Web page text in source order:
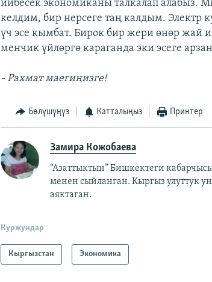
ийбесек экономиканы талкалап
келдим, бир нерсеге таң калдым. Электр
үч эсе кымбат. Бирок бир жери өнөр жай
менчик үйлөргө караганда эки эсеге
- Рахмат маегиңизге!
Бөлүшүңүз Катталыңыз Принтер
Замира Кожобаева
“Азаттыктын” Бишкектеги
менен сыйланган. Кыргыз улуттук
аяктаган.
Куржундар
Кыргызстан Экономика